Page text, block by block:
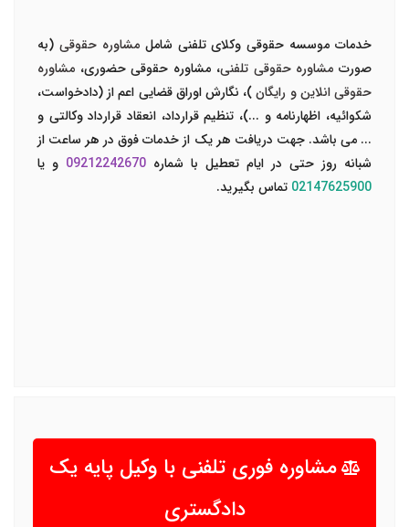
خدمات موسسه حقوقی وکلای تلفنی شاملمشاوره حقوقی (به
صورت مشاوره حقوقی تلفنی، مشاوره حقوقی حضوری، مشاوره
حقوقی انلاین و رایگان)، نگارش اوراق قضایی اعم از (دادخواست،
شکوائیه، اظهارنامه و ...)، تنظیم قرارداد، انعقاد قرارداد وکالتی و
... می باشد. جهت دریافت هر یک از خدمات فوق در هر ساعت از
شبانه روز حتی در ایام تعطیل با شماره 09212242670 و یا
02147625900 تماس بگیرید.
مشاوره فوری تلفنی با وکیل پایه یک
دادگستری